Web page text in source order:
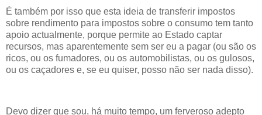
É também por isso que esta ideia de transferir impostos
sobre rendimento para impostos sobre o consumo tem tanto
apoio actualmente, porque permite ao Estado captar
recursos, mas aparentemente sem ser eu a pagar (ou são os
ricos, ou os fumadores, ou os automobilistas, ou os gulosos,
ou os caçadores e, se eu quiser, posso não ser nada disso).
Devo dizer que sou, há muito tempo, um ferveroso adepto